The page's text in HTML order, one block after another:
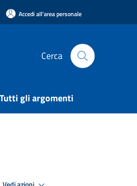
Accedi all'area personale
Cerca
Tutti gli argomenti